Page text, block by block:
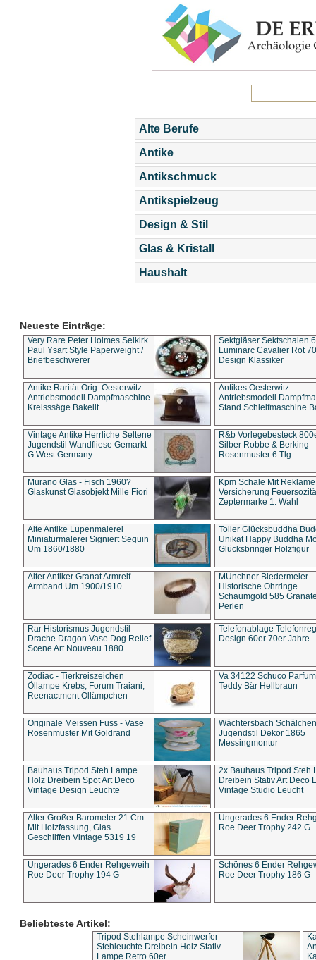
Alte Berufe
Antike
Antikschmuck
Antikspielzeug
Design & Stil
Glas & Kristall
Haushalt
Neueste Einträge:
Very Rare Peter Holmes Selkirk
Paul Ysart Style Paperweight /
Briefbeschwerer
Sektgläser Sektschalen
Luminarc Cavalier Rot
Design Klassiker
Antike Rarität Orig. Oesterwitz
Antriebsmodell Dampfmaschine
Kreisssäge Bakelit
Antikes Oesterwitz
Antriebsmodell
Stand Schleifmaschine
Vintage Antike Herrliche Seltene
Jugendstil Wandfliese Gemarkt
G West Germany
R&b Vorlegebesteck
Silber Robbe & Berking
Rosenmuster 6 Tlg.
Murano Glas - Fisch 1960?
Glaskunst Glasobjekt Mille Fiori
Kpm Schale Mit Reklame
Versicherung
Zeptermarke 1. Wahl
Alte Antike Lupenmalerei
Miniaturmalerei Signiert Seguin
Um 1860/1880
Toller Glücksbuddha
Unikat Happy Buddha
Glücksbringer Holzfigur
Alter Antiker Granat Armreif
Armband Um 1900/1910
MÜnchner Biedermeier
Historische Ohrringe
Schaumgold 585
Perlen
Rar Historismus Jugendstil
Drache Dragon Vase Dog Relief
Scene Art Nouveau 1880
Telefonablage
Design 60er 70er Jahre
Zodiac - Tierkreiszeichen
Öllampe Krebs, Forum Traiani,
Reenactment Öllämpchen
Va 34122 Schuco
Teddy Bär Hellbraun
Originale Meissen Fuss - Vase
Rosenmuster Mit Goldrand
Wächtersbach Schälchen
Jugendstil Dekor 1865
Messingmontur
Bauhaus Tripod Steh Lampe
Holz Dreibein Spot Art Deco
Vintage Design Leuchte
2x Bauhaus Tripod Steh
Dreibein Stativ Art Deco
Vintage Studio Leucht
Alter Großer Barometer 21 Cm
Mit Holzfassung, Glas
Geschliffen Vintage 5319 19
Ungerades 6 Ender
Roe Deer Trophy 242 G
Ungerades 6 Ender Rehgeweih
Roe Deer Trophy 194 G
Schönes 6 Ender
Roe Deer Trophy 186 G
Beliebteste Artikel:
Tripod Stehlampe Scheinwerfer
Stehleuchte Dreibein Holz Stativ
Lampe Retro 60er